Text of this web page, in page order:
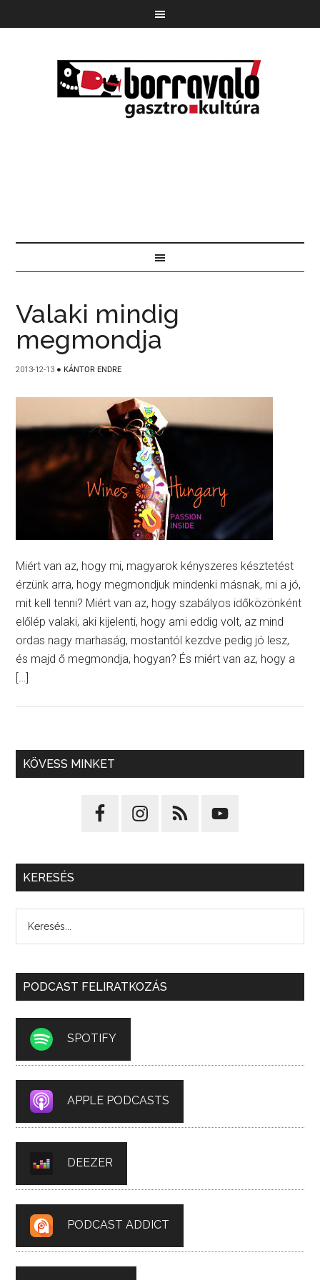
Valaki mindig
megmondja
2013-12-13 ● KÁNTOR ENDRE
Miért van az, hogy mi, magyarok kényszeres késztetést
érzünk arra, hogy megmondjuk mindenki másnak, mi a jó,
mit kell tenni? Miért van az, hogy szabályos időközönként
előlép valaki, aki kijelenti, hogy ami eddig volt, az mind
ordas nagy marhaság, mostantól kezdve pedig jó lesz,
és majd ő megmondja, hogyan? És miért van az, hogy a
[…]
KÖVESS MINKET
KERESÉS
PODCAST FELIRATKOZÁS
SPOTIFY
APPLE PODCASTS
DEEZER
PODCAST ADDICT